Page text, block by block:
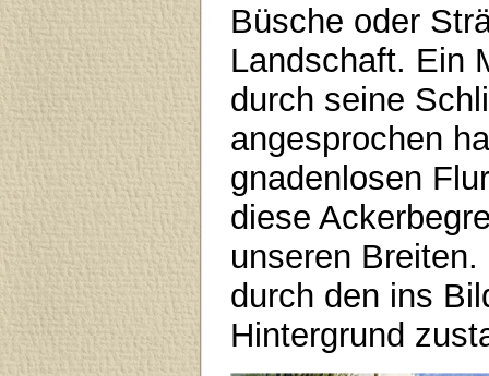
Büsche oder
Landschaft. Ein
durch seine
angesprochen
gnadenlosen
diese
unseren
durch den ins
Hintergrund